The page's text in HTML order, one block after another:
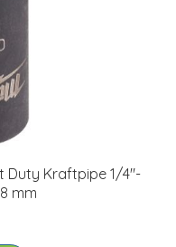
Duty Kraftpipe 1/4"-
mm